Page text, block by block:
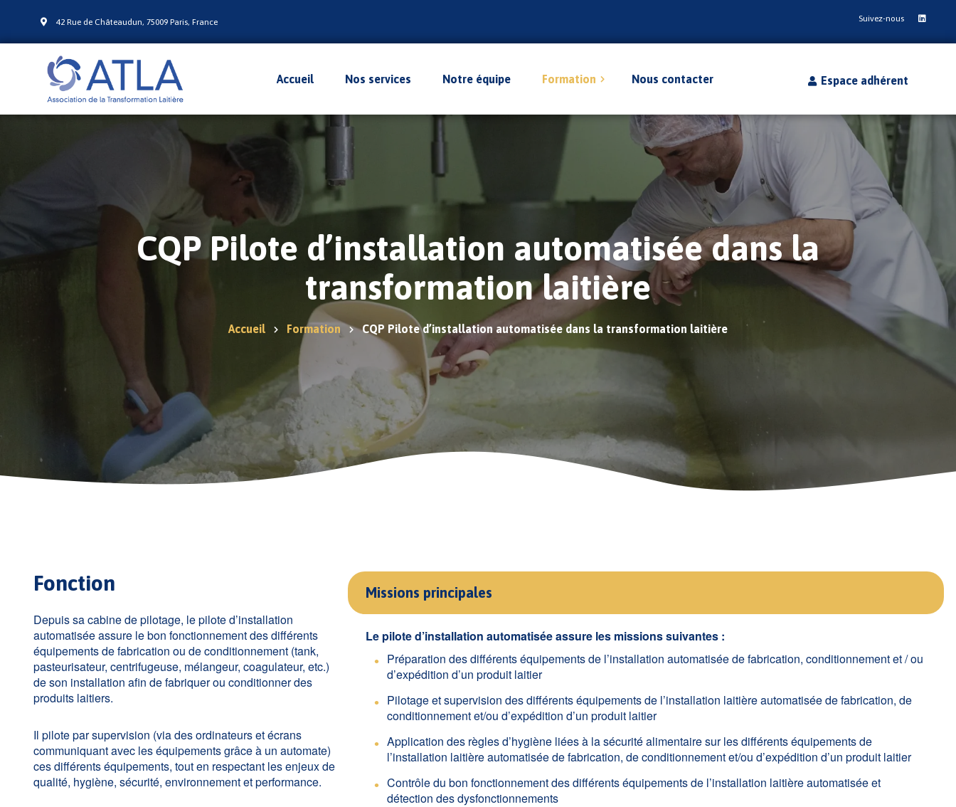
42 Rue de Châteaudun, 75009 Paris, France Suivez-nous
Accueil Nos services Notre équipe Formation
CQP conducteur de ligne dans la
CQP Conducteur de machine dans
la transformation laitière
CQP Pilote d’installation
automatisée dans la transformation
laitière
CQP Chauffeur laitier
CQP Encadrant opérationnel laitier
Titre à finalité professionnelle
Nous contacter Espace adhérent
CQP Pilote d’installation automatisée dans la
transformation laitière
Accueil Formation CQP Pilote d’installation automatisée dans la transformation laitière
Fonction
Depuis sa cabine de pilotage, le pilote d’installation
automatisée assure le bon fonctionnement des différents
équipements de fabrication ou de conditionnement (tank,
pasteurisateur, centrifugeuse, mélangeur, coagulateur, etc.)
de son installation afin de fabriquer ou conditionner des
produits laitiers.
Il pilote par supervision (via des ordinateurs et écrans
communiquant avec les équipements grâce à un automate)
ces différents équipements, tout en respectant les enjeux de
qualité, hygiène, sécurité, environnement et performance.
Missions principales
Le pilote d’installation automatisée assure les missions suivantes :
Préparation des différents équipements de l’installation automatisée de fabrication, conditionnement et / ou
d’expédition d’un produit laitier
Pilotage et supervision des différents équipements de l’installation laitière automatisée de fabrication, de
conditionnement et/ou d’expédition d’un produit laitier
Application des règles d’hygiène liées à la sécurité alimentaire sur les différents équipements de
l’installation laitière automatisée de fabrication, de conditionnement et/ou d’expédition d’un produit laitier
Contrôle du bon fonctionnement des différents équipements de l’installation laitière automatisée et
détection des dysfonctionnements